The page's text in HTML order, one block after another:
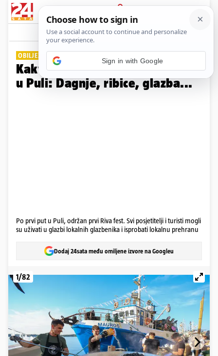
PRIJAVA
Galerija Komentari
OBILJEŽAVANJE DANA GRADA
Kakva atmosfera na Riva festu
u Puli: Dagnje, ribice, glazba...
Po prvi put u Puli, održan prvi Riva fest. Svi posjetitelji i turisti mogli
su uživati u glazbi lokalnih glazbenika i isprobati lokalnu prehranu
Dodaj 24sata među omiljene izvore na Googleu
1/82
Sign in with Google